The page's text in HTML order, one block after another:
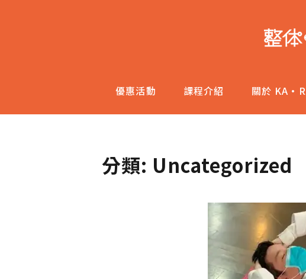
優惠活動 課程介紹 關於
分類: Uncategorized